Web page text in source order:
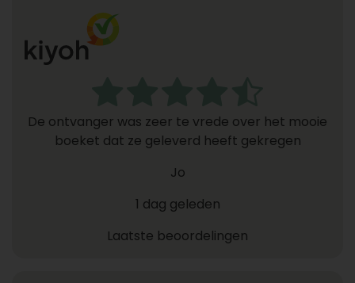
De ontvanger was zeer te vrede over het mooie
boeket dat ze geleverd heeft gekregen
Jo
1 dag geleden
Laatste beoordelingen